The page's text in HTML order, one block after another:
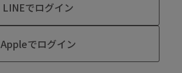
LINEでログイン
Appleでログイン